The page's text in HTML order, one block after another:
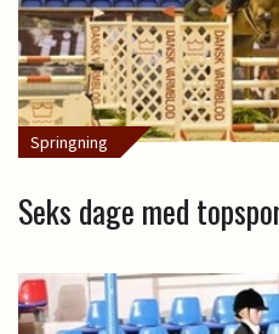
Springning
Seks dage med